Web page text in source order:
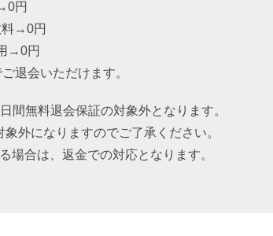
円
料→0円
→0円
退会いただけます。
無料退会保証の対象外となります。
外になりますのでご了承ください。
合は、返金での対応となります。